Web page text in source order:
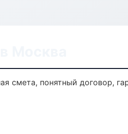
смета, понятный договор,